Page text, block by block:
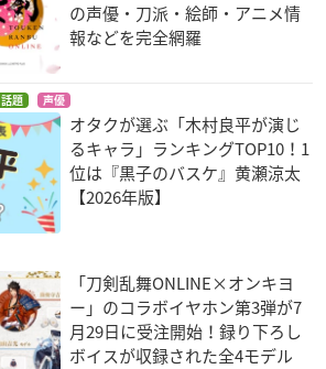
の声優・刀派・絵師・アニメ情
報などを完全網羅
話題 声優
オタクが選ぶ「木村良平が演じ
るキャラ」ランキングTOP10！1
位は『黒子のバスケ』黄瀬涼太
【2026年版】
「刀剣乱舞ONLINE×オンキヨ
ー」のコラボイヤホン第3弾が7
月29日に受注開始！録り下ろし
ボイスが収録された全4モデル